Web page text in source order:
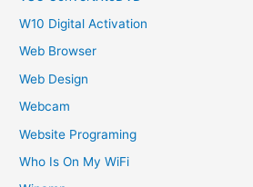
W10 Digital Activation
Web Browser
Web Design
Webcam
Website Programing
Who Is On My WiFi